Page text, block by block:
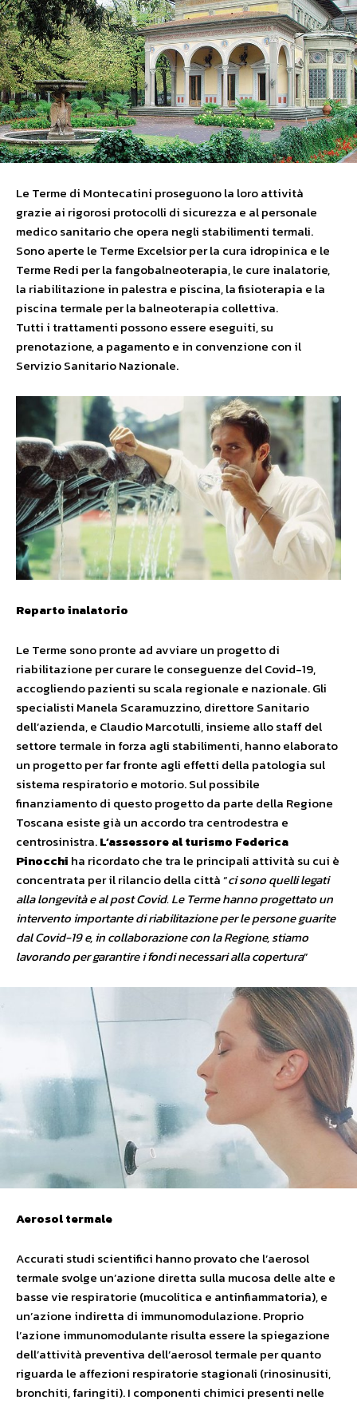
Le Terme di Montecatini proseguono la loro attività
grazie ai rigorosi protocolli di sicurezza e al personale
medico sanitario che opera negli stabilimenti termali.
Sono aperte le Terme Excelsior per la cura idropinica e le
Terme Redi per la fangobalneoterapia, le cure inalatorie,
la riabilitazione in palestra e piscina, la fisioterapia e la
piscina termale per la balneoterapia collettiva.
Tutti i trattamenti possono essere eseguiti, su
prenotazione, a pagamento e in convenzione con il
Servizio Sanitario Nazionale.
Reparto inalatorio
Le Terme sono pronte ad avviare un progetto di
riabilitazione per curare le conseguenze del Covid-19,
accogliendo pazienti su scala regionale e nazionale. Gli
specialisti Manela Scaramuzzino, direttore Sanitario
dell’azienda, e Claudio Marcotulli, insieme allo staff del
settore termale in forza agli stabilimenti, hanno elaborato
un progetto per far fronte agli effetti della patologia sul
sistema respiratorio e motorio. Sul possibile
finanziamento di questo progetto da parte della Regione
Toscana esiste già un accordo tra centrodestra e
centrosinistra.L’assessore al turismo Federica
Pinocchi ha ricordato che tra le principali attività su cui è
concentrata per il rilancio della città “ci sono quelli legati
alla longevità e al post Covid. Le Terme hanno progettato un
intervento importante di riabilitazione per le persone guarite
dal Covid-19 e, in collaborazione con la Regione, stiamo
lavorando per garantire i fondi necessari alla copertura”
Aerosol termale
Accurati studi scientifici hanno provato che l’aerosol
termale svolge un’azione diretta sulla mucosa delle alte e
basse vie respiratorie (mucolitica e antinfiammatoria), e
un’azione indiretta di immunomodulazione. Proprio
l’azione immunomodulante risulta essere la spiegazione
dell’attività preventiva dell’aerosol termale per quanto
riguarda le affezioni respiratorie stagionali (rinosinusiti,
bronchiti, faringiti). I componenti chimici presenti nelle